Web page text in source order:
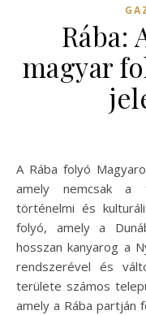
Rába:
magyar
A Rába folyó Magyarország egyik legfontosabb vízi útja,
amely nemcsak a
történelmi és
folyó, amely a
hosszan kanyarog a
rendszerével és
területe számos
amely a Rába partján